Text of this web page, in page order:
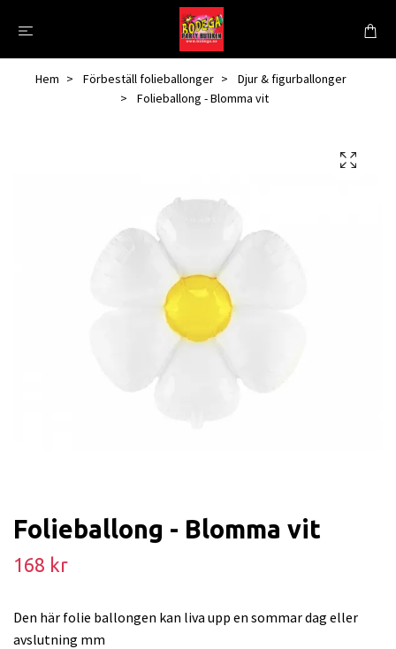
Hem Förbeställ folieballonger
Djur & figurballonger
Folieballong - Blomma vit
Folieballong - Blomma vit
168 kr
Den här folie ballongen kan liva upp en sommar dag eller
avslutning mm